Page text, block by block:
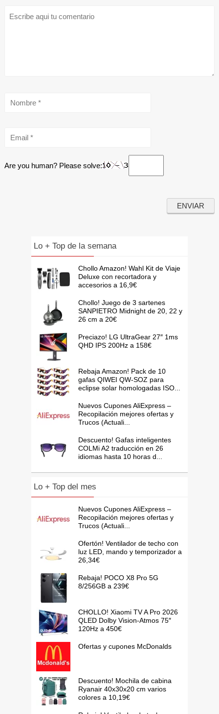
Are you human? Please solve:
Lo + Top de la semana
Chollo Amazon! Wahl Kit de Viaje
Deluxe con recortadora y
accesorios a 16,9€
Chollo! Juego de 3 sartenes
SANPIETRO Midnight de 20, 22 y
26 cm a 20€
Preciazo! LG UltraGear 27″ 1ms
QHD IPS 200Hz a 158€
Rebaja Amazon! Pack de 10
gafas QIWEI QW-SOZ para
eclipse solar homologadas ISO...
Nuevos Cupones AliExpress –
Recopilación mejores ofertas y
Trucos (Actuali...
Descuento! Gafas inteligentes
COLMi A2 traducción en 26
idiomas hasta 10 horas d...
Lo + Top del mes
Nuevos Cupones AliExpress –
Recopilación mejores ofertas y
Trucos (Actuali...
Ofertón! Ventilador de techo con
luz LED, mando y temporizador a
26,34€
Rebaja! POCO X8 Pro 5G
8/256GB a 239€
CHOLLO! Xiaomi TV A Pro 2026
QLED Dolby Vision-Atmos 75″
120Hz a 450€
Ofertas y cupones McDonalds
Descuento! Mochila de cabina
Ryanair 40x30x20 cm varios
colores a 10,19€